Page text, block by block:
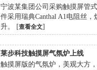
宁波某集团公司采购触摸屏管
件采用瑞典Canthal A1电阻丝
升。 [查看全文]
莱步科技触摸屏气氛炉上线
触摸屏版的气氛炉，美观大方